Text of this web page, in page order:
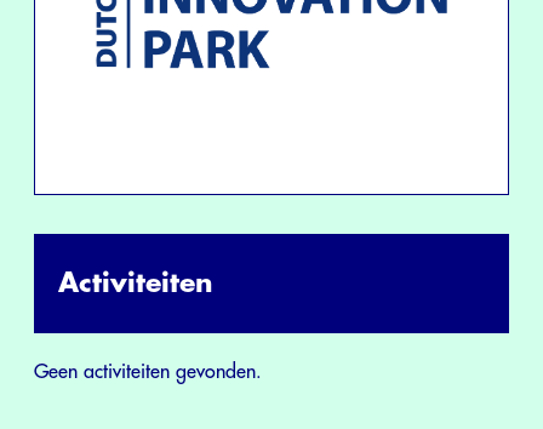
Activiteiten
Geen activiteiten gevonden.